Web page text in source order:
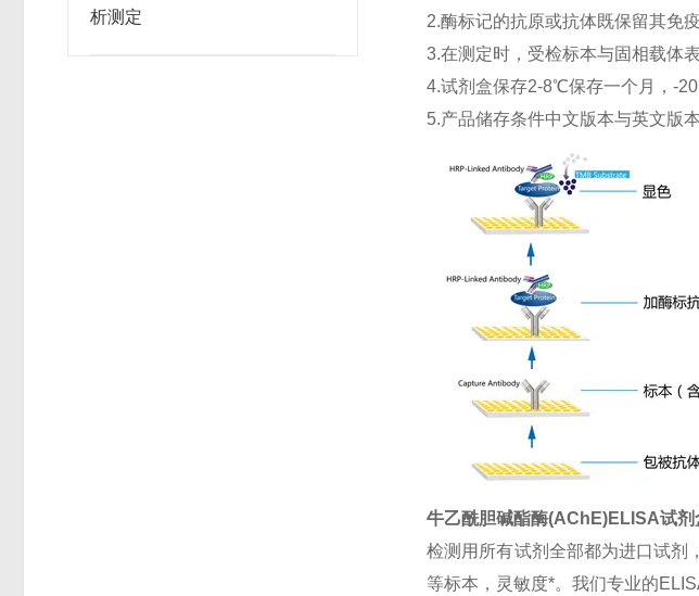
析测定
2.酶标记的抗原或抗体既保留其免
3.在测定时，受检标本与固相载体
4.试剂盒保存2-8℃保存一个月，-
5.产品储存条件中文版本与英文版
牛乙酰胆碱酯酶(AChE)ELISA试剂
检测用所有试剂全部都为进口试剂
等标本，灵敏度*。我们专业的